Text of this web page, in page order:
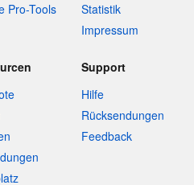
Pro-Tools
Statistik
Impressum
Support
Hilfe
Rücksendungen
Feedback